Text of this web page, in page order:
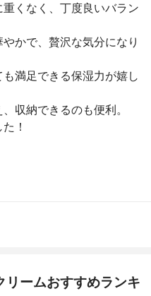
くなく、丁度良いバラン
かで、贅沢な気分になり
満足できる保湿力が嬉し
収納できるのも便利。
！
リームおすすめランキ